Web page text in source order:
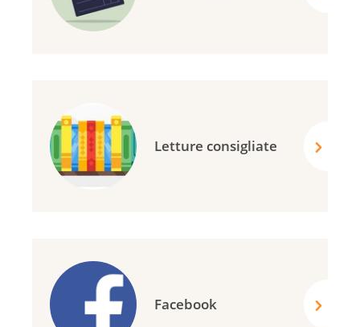
Letture consigliate
Facebook